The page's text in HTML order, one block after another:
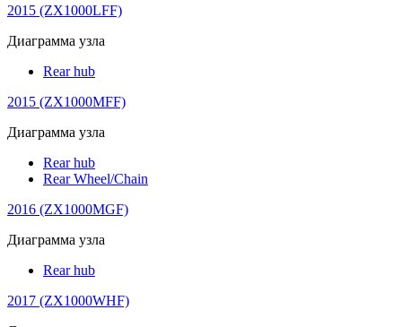
2015 (ZX1000LFF)
Диаграмма узла
Rear hub
2015 (ZX1000MFF)
Диаграмма узла
Rear hub
Rear Wheel/Chain
2016 (ZX1000MGF)
Диаграмма узла
Rear hub
2017 (ZX1000WHF)